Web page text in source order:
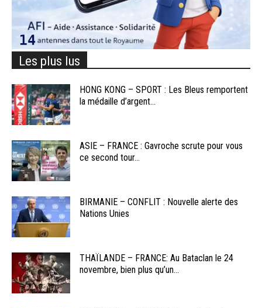
Les plus lus
HONG KONG – SPORT : Les Bleus remportent
la médaille d’argent...
ASIE – FRANCE : Gavroche scrute pour vous
ce second tour...
BIRMANIE – CONFLIT : Nouvelle alerte des
Nations Unies
THAÏLANDE – FRANCE: Au Bataclan le 24
novembre, bien plus qu’un...